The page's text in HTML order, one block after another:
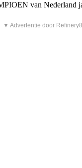
van Nederland
▼ Advertentie door